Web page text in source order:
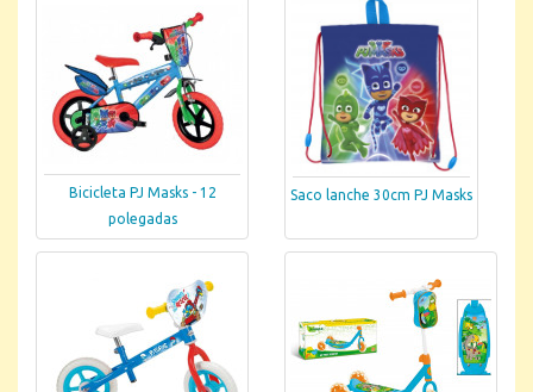
Bicicleta PJ Masks - 12
polegadas
Saco lanche 30cm PJ Masks